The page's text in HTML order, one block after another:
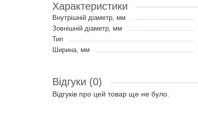
Характеристики
Внутрішній діаметр, мм
Зовнішній діаметр, мм
Тип
Ширина, мм
Відгуки (0)
Відгуків про цей товар ще не було.